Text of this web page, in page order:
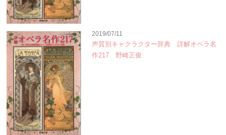
2019/07/11
声質別キャクラクター辞典 詳解オペラ名
作217 野崎正俊